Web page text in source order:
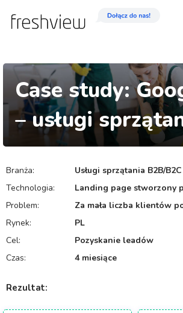
Case study:
– usługi
Branża:
Technologia:
Problem:
Rynek:
Cel:
Czas:
Usługi sprzątania B2B/B2C
Landing page stworzony
Za mała liczba klientów
PL
Pozyskanie leadów
4 miesiące
Rezultat: